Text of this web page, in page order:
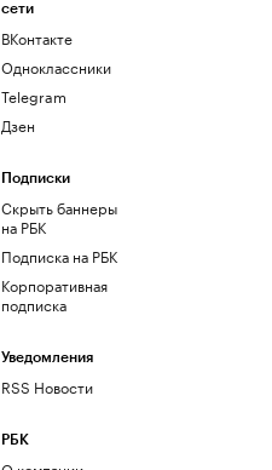
сети
ВКонтакте
Одноклассники
Telegram
Дзен
Подписки
Скрыть баннеры
на РБК
Подписка на РБК
Корпоративная
подписка
Уведомления
RSS Новости
РБК